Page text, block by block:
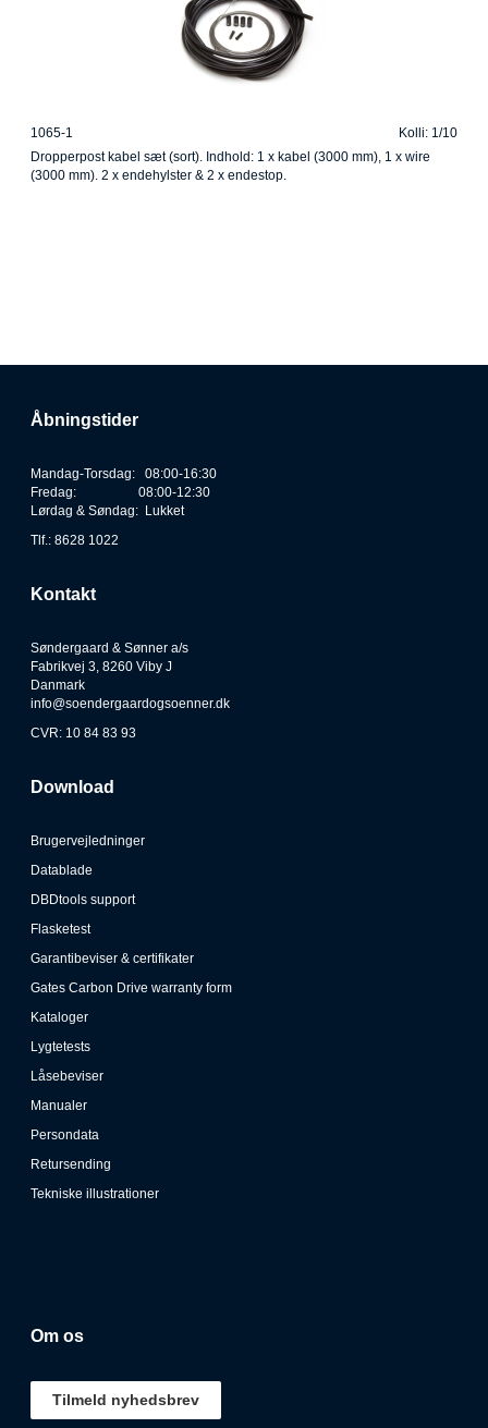
1065-1
Kolli: 1/10
Dropperpost kabel sæt (sort). Indhold: 1 x kabel (3000 mm), 1 x wire
(3000 mm). 2 x endehylster & 2 x endestop.
Åbningstider
Mandag-Torsdag: 08:00-16:30
Fredag: 08:00-12:30
Lørdag & Søndag: Lukket
Tlf.: 8628 1022
Kontakt
Søndergaard & Sønner a/s
Fabrikvej 3, 8260 Viby J
Danmark
info@soendergaardogsoenner.dk
CVR: 10 84 83 93
Download
Brugervejledninger
Datablade
DBDtools support
Flasketest
Garantibeviser & certifikater
Gates Carbon Drive warranty form
Kataloger
Lygtetests
Låsebeviser
Manualer
Persondata
Retursending
Tekniske illustrationer
Om os
Tilmeld nyhedsbrev